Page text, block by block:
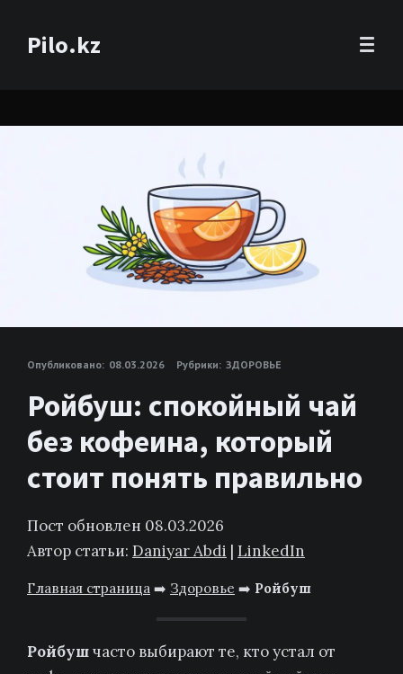
Pilo.kz
Опубликовано: 08.03.2026 Рубрики: ЗДОРОВЬЕ
Ройбуш: спокойный чай
без кофеина, который
стоит понять правильно
Пост обновлен 08.03.2026
Автор статьи: Daniyar Abdi | LinkedIn
Главная страница ➡️ Здоровье ➡️ Ройбуш
Ройбушчасто выбирают те, кто устал от